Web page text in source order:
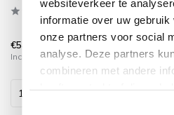
websiteverkeer te
informatie over uw
onze partners voor social
analyse. Deze partners
combineren met andere
€549,00
Incl. btw